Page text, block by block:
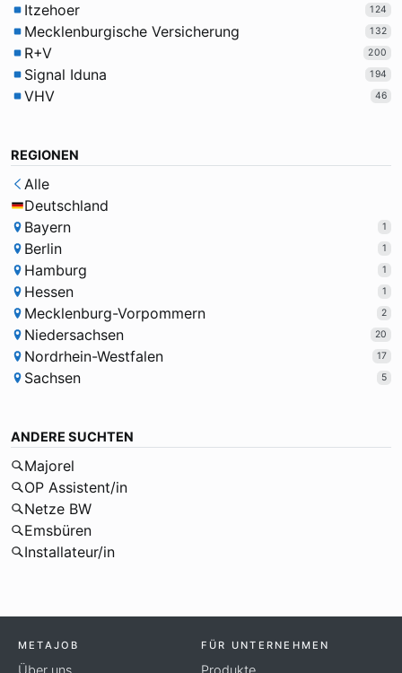
Itzehoer 124
Mecklenburgische Versicherung 132
R+V 200
Signal Iduna 194
VHV 46
REGIONEN
Alle
Deutschland
Bayern
1
Berlin 1
Hamburg 1
Hessen 1
Mecklenburg-Vorpommern 2
Niedersachsen 20
Nordrhein-Westfalen 17
Sachsen 5
ANDERE SUCHTEN
Majorel
OP Assistent/in
Netze BW
Emsbüren
Installateur/in
METAJOB FÜR UNTERNEHMEN